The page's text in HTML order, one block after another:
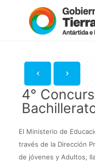
4°
El Ministerio de
través de la Dirección
de jóvenes y Adultos,